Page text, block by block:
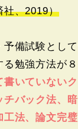
社、2019）
予備試験とし
勉強方法が８
書いていない
チバック法、
法、論文完璧